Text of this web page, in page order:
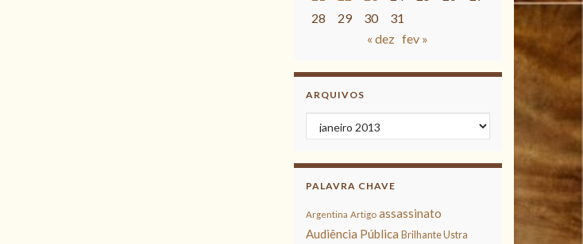
28
29 30
31
« dez fev »
ARQUIVOS
Arquivos
PALAVRA CHAVE
Argentina Artigo assassinato
Audiência Pública Brilhante Ustra